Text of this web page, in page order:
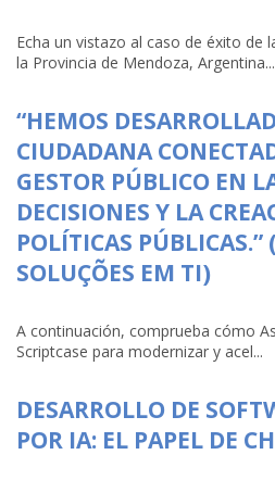
Echa un vistazo al caso de éxito de
la Provincia de Mendoza,
“HEMOS
CIUDADANA
GESTOR PÚBLICO EN
DECISIONES Y LA
POLÍTICAS PÚBLICAS.”
SOLUÇÕES EM TI)
A continuación, comprueba cómo
Scriptcase para modernizar y acel...
DESARROLLO DE
POR IA: EL PAPEL DE